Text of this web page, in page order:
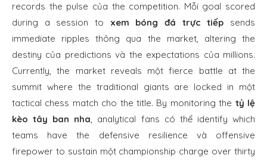
records the pulse của the competition. Mỗi goal scored
during a session to xem bóng đá trực tiếp sends
immediate ripples thông qua the market, altering the
destiny của predictions và the expectations của millions.
Currently, the market reveals một fierce battle at the
summit where the traditional giants are locked in một
tactical chess match cho the title. By monitoring the tỷ lệ
kèo tây ban nha, analytical fans có thể identify which
teams have the defensive resilience và offensive
firepower to sustain một championship charge over thirty